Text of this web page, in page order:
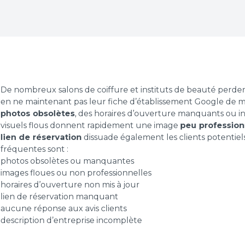
De nombreux salons de coiffure et instituts de beauté
en ne maintenant pas leur fiche d’établissement Google de
photos obsolètes, des horaires d’ouverture manquants ou
visuels flous donnent rapidement une image peu
lien de réservation dissuade également les clients
fréquentes sont :
photos obsolètes ou manquantes
images floues ou non professionnelles
horaires d’ouverture non mis à jour
lien de réservation manquant
aucune réponse aux avis clients
description d’entreprise incomplète